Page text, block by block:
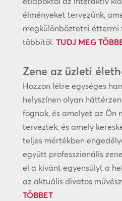
élményeket tervezünk,
megkülönböztetni éttermi
többitől. TUDJ MEG
Zene az üzleti
Hozzon létre egységes
helyszínen olyan
fognak, és amelyet az Ön
terveztek, és amely
teljes mértékben
együtt professzionális
el a kívánt egyensúlyt a
az aktuális divatos
TÖBBET